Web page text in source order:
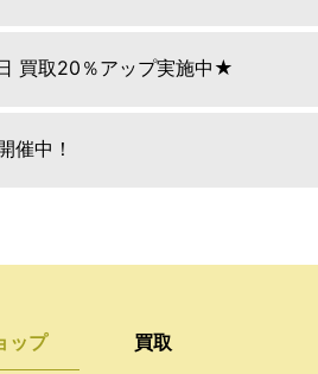
買取20％アップ実施中★
催中！
ップ
買取